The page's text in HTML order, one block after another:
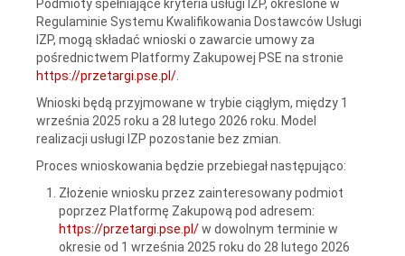
Podmioty spełniające kryteria usługi IZP, określone w
Regulaminie Systemu Kwalifikowania Dostawców Usługi
IZP, mogą składać wnioski o zawarcie umowy za
pośrednictwem Platformy Zakupowej PSE na stronie
https://przetargi.pse.pl/
Wnioski będą przyjmowane w trybie ciągłym, między 1
września 2025 roku a 28 lutego 2026 roku. Model
realizacji usługi IZP pozostanie bez zmian.
Proces wnioskowania będzie przebiegał następująco:
Złożenie wniosku przez zainteresowany podmiot
poprzez Platformę Zakupową pod adresem:
https://przetargi.pse.pl/w dowolnym terminie w
okresie od 1 września 2025 roku do 28 lutego 2026